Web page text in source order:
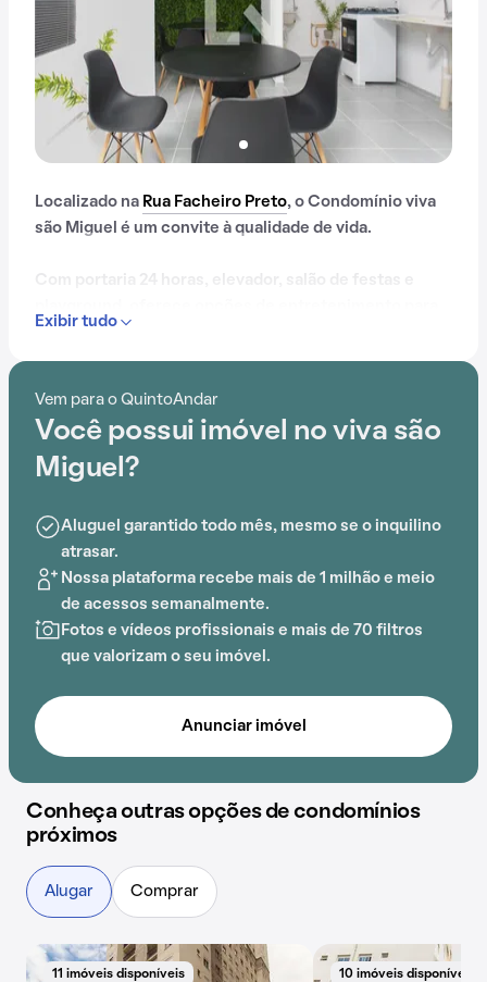
Localizado na Rua Facheiro Preto, o Condomínio viva
são Miguel é um convite à qualidade de vida.
de Anchieta, Dr João Augusto Breves, Hospital
Planalto,
Terminal E.T. Itaquerae Pingo de gente está
prontamente acessível para os moradores do
Exibir tudo
Vem para o QuintoAndar
Você possui imóvel no viva são
Miguel?
Aluguel garantido todo mês, mesmo se o inquilino
atrasar.
Nossa plataforma recebe mais de 1 milhão e meio
de acessos semanalmente.
Fotos e vídeos profissionais e mais de 70 filtros
que valorizam o seu imóvel.
Anunciar imóvel
Conheça outras opções de condomínios
próximos
Alugar Comprar
11 imóveis disponíveis 10 imóveis disponíveis